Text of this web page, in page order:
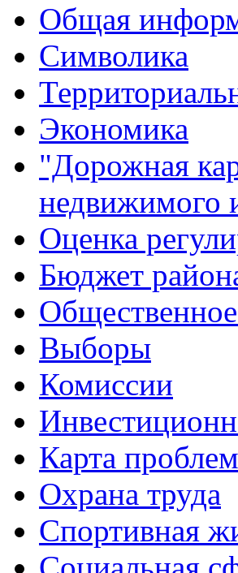
Общая
Символика
Экономика
"Дорожная
недвижимого
Оценка
Бюджет
Выборы
Комиссии
Карта
Охрана труда
Спортивная